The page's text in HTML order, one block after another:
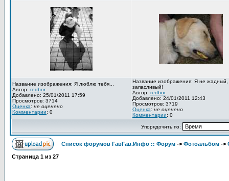
Название изображения: Я люблю тебя...
Автор: redbor
Добавлено: 25/01/2011 17:59
Просмотров: 3714
Оценка: не оценено
Комментарии: 0
Название изображения: Я не жадный,
запасливый!
Автор: redbor
Добавлено: 24/01/2011 12:43
Просмотров: 3719
Оценка: не оценено
Комментарии: 0
Упорядочить по:
Список форумов ГавГав.Инфо :: Форум -> Фотоальбом ->
Страница 1 из 27